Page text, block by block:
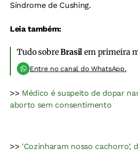
Síndrome de Cushing.
Leia também:
Tudo sobreBrasil em primeira
Entre no canal do WhatsApp.
>> Médico é suspeito de dopar
aborto sem consentimento
>> 'Cozinharam nosso cachorro’,